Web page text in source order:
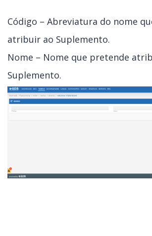
Código – Abreviatura do nome
atribuir ao Suplemento.
Nome – Nome que pretende
Suplemento.